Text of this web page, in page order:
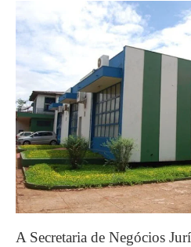
A Secretaria de Negócios